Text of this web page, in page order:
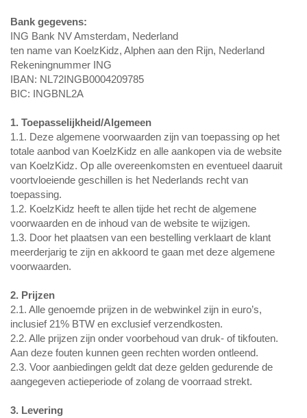
Bank gegevens:
ING Bank NV Amsterdam, Nederland
ten name van KoelzKidz, Alphen aan den Rijn, Nederland
Rekeningnummer ING
IBAN: NL72INGB0004209785
BIC: INGBNL2A
1. Toepasselijkheid/Algemeen
1.1. Deze algemene voorwaarden zijn van toepassing op het
totale aanbod van KoelzKidz en alle aankopen via de website
van KoelzKidz. Op alle overeenkomsten en eventueel daaruit
voortvloeiende geschillen is het Nederlands recht van
toepassing.
1.2. KoelzKidz heeft te allen tijde het recht de algemene
voorwaarden en de inhoud van de website te wijzigen.
1.3. Door het plaatsen van een bestelling verklaart de klant
meerderjarig te zijn en akkoord te gaan met deze algemene
voorwaarden.
2. Prijzen
2.1. Alle genoemde prijzen in de webwinkel zijn in euro’s,
inclusief 21% BTW en exclusief verzendkosten.
2.2. Alle prijzen zijn onder voorbehoud van druk- of tikfouten.
Aan deze fouten kunnen geen rechten worden ontleend.
2.3. Voor aanbiedingen geldt dat deze gelden gedurende de
aangegeven actieperiode of zolang de voorraad strekt.
3. Levering